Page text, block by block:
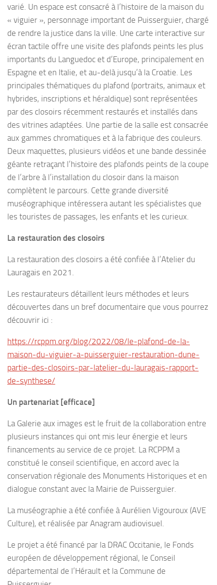
varié. Un espace est consacré à l’histoire de la maison du
« viguier », personnage important de Puisserguier, chargé
de rendre la justice dans la ville. Une carte interactive sur
écran tactile offre une visite des plafonds peints les plus
importants du Languedoc et d’Europe, principalement en
Espagne et en Italie, et au-delà jusqu’à la Croatie. Les
principales thématiques du plafond (portraits, animaux et
hybrides, inscriptions et héraldique) sont représentées
par des closoirs récemment restaurés et installés dans
des vitrines adaptées. Une partie de la salle est consacrée
aux gammes chromatiques et à la fabrique des couleurs.
Deux maquettes, plusieurs vidéos et une bande dessinée
géante retraçant l’histoire des plafonds peints de la coupe
de l’arbre à l’installation du closoir dans la maison
complètent le parcours. Cette grande diversité
muséographique intéressera autant les spécialistes que
les touristes de passages, les enfants et les curieux.
La restauration des closoirs
La restauration des closoirs a été confiée à l’Atelier du
Lauragais en 2021.
Les restaurateurs détaillent leurs méthodes et leurs
découvertes dans un bref documentaire que vous pourrez
découvrir ici :
https://rcppm.org/blog/2022/08/le-plafond-de-la-
maison-du-viguier-a-puisserguier-restauration-dune-
partie-des-closoirs-par-latelier-du-lauragais-rapport-
de-synthese/
Un partenariat [efficace]
La Galerie aux images est le fruit de la collaboration entre
plusieurs instances qui ont mis leur énergie et leurs
financements au service de ce projet. La RCPPM a
constitué le conseil scientifique, en accord avec la
conservation régionale des Monuments Historiques et en
dialogue constant avec la Mairie de Puisserguier.
La muséographie a été confiée à Aurélien Vigouroux (AVE
Culture), et réalisée par Anagram audiovisuel.
Le projet a été financé par la DRAC Occitanie, le Fonds
européen de développement régional, le Conseil
départemental de l’Hérault et la Commune de